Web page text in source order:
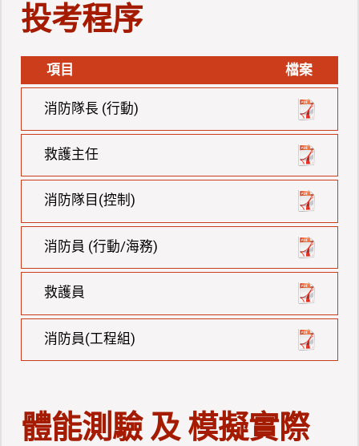
投考程序
項目 檔案
消防隊長 (行動)
救護主任
消防隊目(控制)
消防員 (行動/海務)
救護員
消防員(工程組)
體能測驗 及 模擬實際